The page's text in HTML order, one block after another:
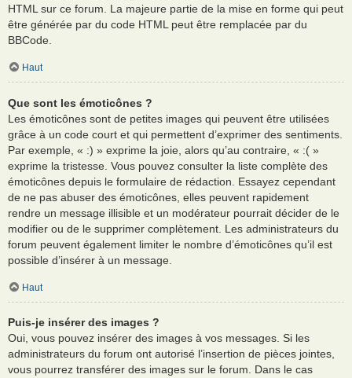
HTML sur ce forum. La majeure partie de la mise en forme qui peut
être générée par du code HTML peut être remplacée par du
BBCode.
Haut
Que sont les émoticônes ?
Les émoticônes sont de petites images qui peuvent être utilisées
grâce à un code court et qui permettent d’exprimer des sentiments.
Par exemple, « :) » exprime la joie, alors qu’au contraire, « :( »
exprime la tristesse. Vous pouvez consulter la liste complète des
émoticônes depuis le formulaire de rédaction. Essayez cependant
de ne pas abuser des émoticônes, elles peuvent rapidement
rendre un message illisible et un modérateur pourrait décider de le
modifier ou de le supprimer complètement. Les administrateurs du
forum peuvent également limiter le nombre d’émoticônes qu’il est
possible d’insérer à un message.
Haut
Puis-je insérer des images ?
Oui, vous pouvez insérer des images à vos messages. Si les
administrateurs du forum ont autorisé l’insertion de pièces jointes,
vous pourrez transférer des images sur le forum. Dans le cas